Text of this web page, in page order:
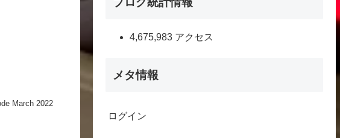
March 2022
4,675,983 アクセス
メタ情報
ログイン